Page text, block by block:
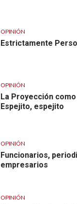
OPINIÓN
Estrictamente
OPINIÓN
La Proyección
Espejito, espejito
OPINIÓN
Funcionarios,
empresarios
OPINIÓN